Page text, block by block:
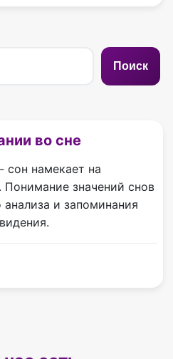
Поиск
во сне
сон намекает на
Понимание значений снов
анализа и запоминания